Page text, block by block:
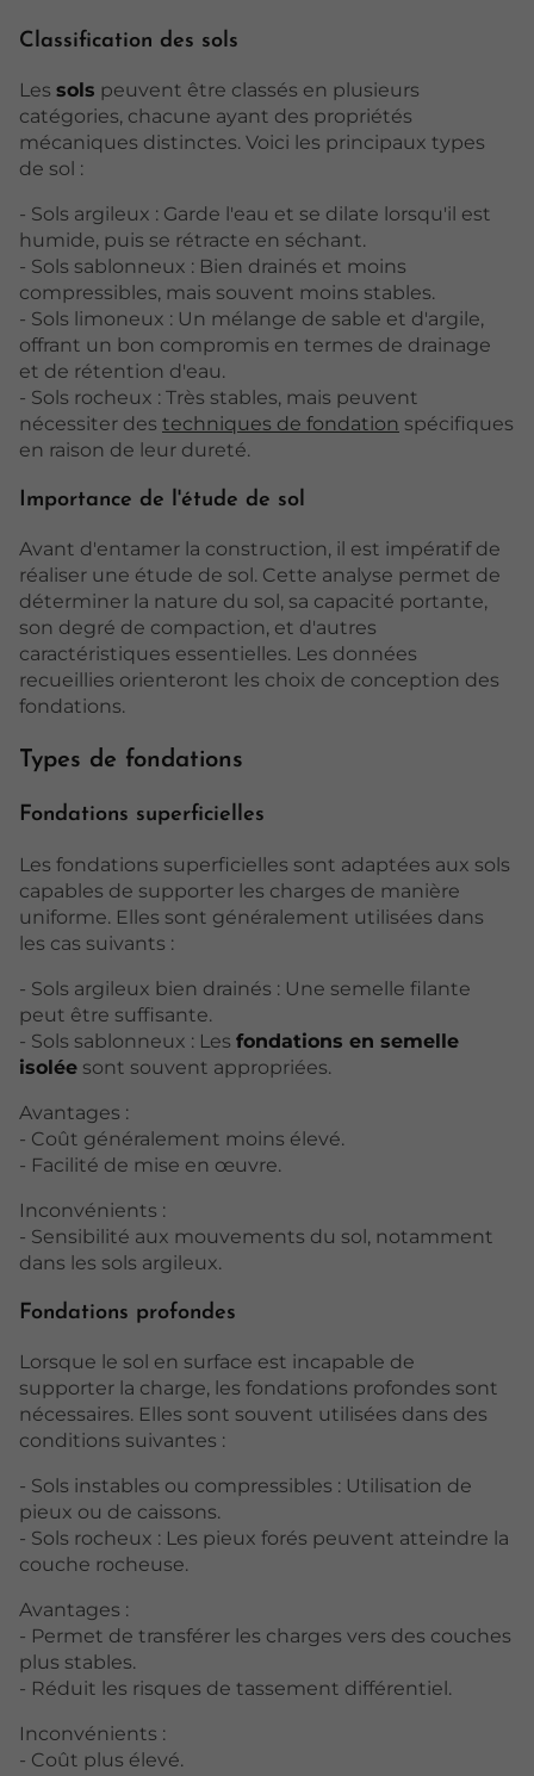
Classification des sols
Les sols peuvent être classés en plusieurs
catégories, chacune ayant des propriétés
mécaniques distinctes. Voici les principaux types
de sol :
- Sols argileux : Garde l'eau et se dilate lorsqu'il est
humide, puis se rétracte en séchant.
- Sols sablonneux : Bien drainés et moins
compressibles, mais souvent moins stables.
- Sols limoneux : Un mélange de sable et d'argile,
offrant un bon compromis en termes de drainage
et de rétention d'eau.
- Sols rocheux : Très stables, mais peuvent
nécessiter des techniques de fondation spécifiques
en raison de leur dureté.
Importance de l'étude de sol
Avant d'entamer la construction, il est impératif de
réaliser une étude de sol. Cette analyse permet de
déterminer la nature du sol, sa capacité portante,
son degré de compaction, et d'autres
caractéristiques essentielles. Les données
recueillies orienteront les choix de conception des
fondations.
Types de fondations
Fondations superficielles
Les fondations superficielles sont adaptées aux sols
capables de supporter les charges de manière
uniforme. Elles sont généralement utilisées dans
les cas suivants :
- Sols argileux bien drainés : Une semelle filante
peut être suffisante.
- Sols sablonneux : Les fondations en semelle
isolée sont souvent appropriées.
Avantages :
- Coût généralement moins élevé.
- Facilité de mise en œuvre.
Inconvénients :
- Sensibilité aux mouvements du sol, notamment
dans les sols argileux.
Fondations profondes
Lorsque le sol en surface est incapable de
supporter la charge, les fondations profondes sont
nécessaires. Elles sont souvent utilisées dans des
conditions suivantes :
- Sols instables ou compressibles : Utilisation de
pieux ou de caissons.
- Sols rocheux : Les pieux forés peuvent atteindre la
couche rocheuse.
Avantages :
- Permet de transférer les charges vers des couches
plus stables.
- Réduit les risques de tassement différentiel.
Inconvénients :
- Coût plus élevé.